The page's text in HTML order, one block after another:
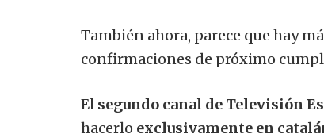
También ahora, parece que hay
confirmaciones de próximo
El segundo canal de Televisión
hacerlo exclusivamente en